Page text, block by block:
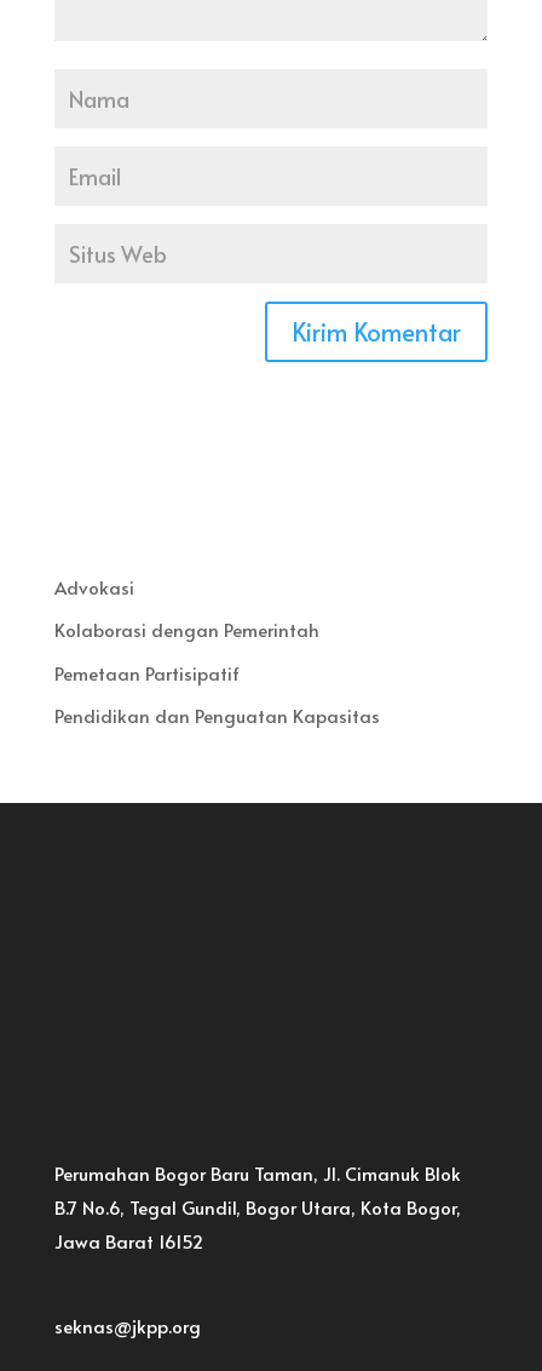
Advokasi
Kolaborasi dengan Pemerintah
Pemetaan Partisipatif
Pendidikan dan Penguatan Kapasitas
Perumahan Bogor Baru Taman, Jl. Cimanuk Blok
B.7 No.6, Tegal Gundil, Bogor Utara, Kota Bogor,
Jawa Barat 16152
seknas@jkpp.org